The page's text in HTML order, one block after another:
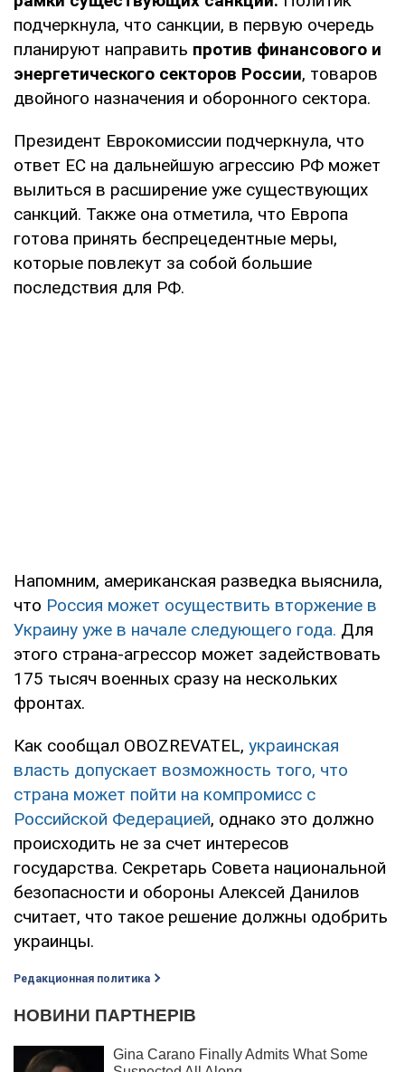
подчеркнула, что санкции, в первую очередь
планируют направить против финансового и
энергетического секторов России, товаров
двойного назначения и оборонного сектора.
Президент Еврокомиссии подчеркнула, что
ответ ЕС на дальнейшую агрессию РФ может
вылиться в расширение уже существующих
санкций. Также она отметила, что Европа
готова принять беспрецедентные меры,
которые повлекут за собой большие
последствия для РФ.
Напомним, американская разведка выяснила,
что Россия может осуществить вторжение в
Украину уже в начале следующего года. Для
этого страна-агрессор может задействовать
175 тысяч военных сразу на нескольких
фронтах.
Как сообщал OBOZREVATEL, украинская
власть допускает возможность того, что
страна может пойти на компромисс с
Российской Федерацией, однако это должно
происходить не за счет интересов
государства. Секретарь Совета национальной
безопасности и обороны Алексей Данилов
считает, что такое решение должны одобрить
украинцы.
Редакционная политика